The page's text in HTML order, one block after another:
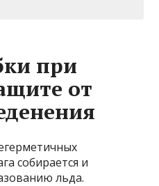
при
от
собирается и
льда.